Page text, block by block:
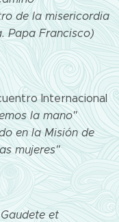
de la misericordia
Papa Francisco)
Internacional
la mano"
en la Misión de
mujeres"
et